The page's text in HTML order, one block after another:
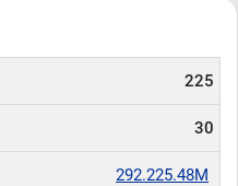
225
30
292.225.48M